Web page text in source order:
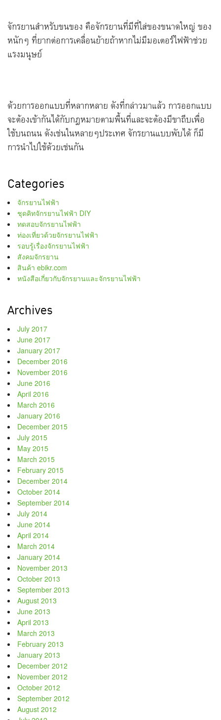
จักรยานสำหรับขนของ คือจักรยานที่มีที่ใส่ของขนาดใหญ่ ของ
หนักๆ ที่ยากต่อการเคลื่อนย้ายถ้าหากไม่มีมอเตอร์ไฟฟ้าช่วย
แรงมนุษย์
ด้วยการออกแบบที่หลากหลาย ดังที่กล่าวมาแล้ว การออกแบบ
จะต้องเข้ากันได้กับกฎหมายตามพื้นที่และจะต้องมีขาถีบเพื่อ
ใช้บนถนน ดังเช่นในหลายๆประเทศ จักรยานแบบพับได้ ก็มี
การนำไปใช้ด้วยเช่นกัน
Categories
จักรยานไฟฟ้า
ชุดคิทจักรยานไฟฟ้า DIY
ทดสอบจักรยานไฟฟ้า
ท่องเที่ยวด้วยจักรยานไฟฟ้า
รอบรู้เรื่องจักรยานไฟฟ้า
สังคมจักรยาน
สินค้า ebikr.com
หนังสือเกี่ยวกับจักรยานและจักรยานไฟฟ้า
Archives
July 2017
June 2017
January 2017
December 2016
November 2016
June 2016
April 2016
March 2016
January 2016
December 2015
July 2015
May 2015
March 2015
February 2015
December 2014
October 2014
September 2014
July 2014
June 2014
April 2014
March 2014
January 2014
November 2013
October 2013
September 2013
August 2013
June 2013
April 2013
March 2013
February 2013
January 2013
December 2012
November 2012
October 2012
September 2012
August 2012